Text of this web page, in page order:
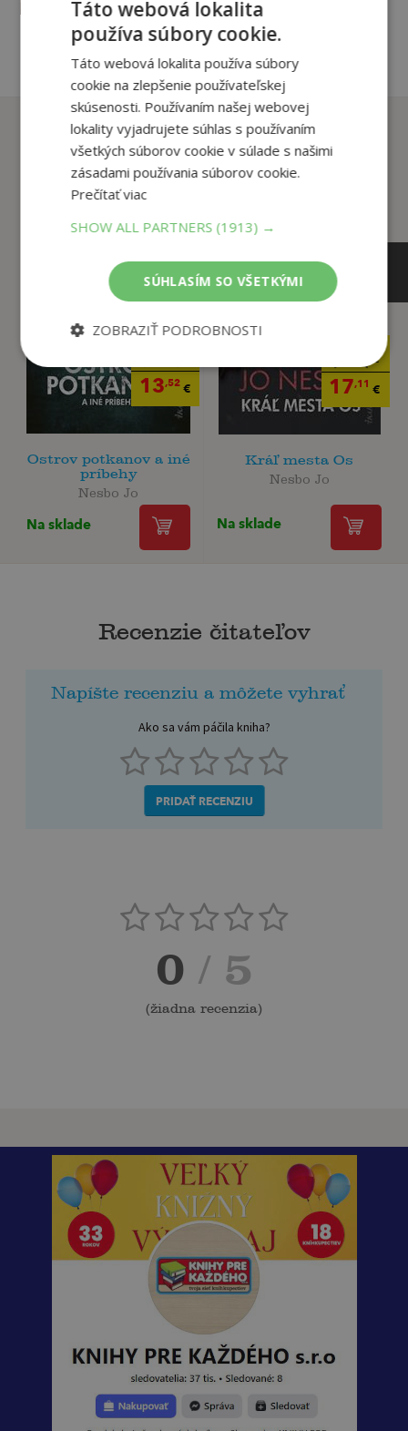
pridať do košíka
Zákazníci, ktorí si kúpili
tento titul si tiež kúpili
13,52€
Ostrov potkanov a iné
príbehy
Nesbo Jo
Na sklade
€
17,11 €
Kráľ mesta Os
Nesbo Jo
Na sklade
Recenzie čitateľov
Napíšte recenziu a môžete vyhrať
Ako sa vám páčila kniha?
PRIDAŤ RECENZIU
0 / 5
(žiadna recenzia)
Táto webová lokalita
používa súbory cookie.
Táto webová lokalita používa súbory
cookie na zlepšenie používateľskej
skúsenosti. Používaním našej webovej
lokality vyjadrujete súhlas s používaním
všetkých súborov cookie v súlade s našimi
zásadami používania súborov cookie.
Prečítať viac
SHOW ALL PARTNERS (1913) →
SÚHLASÍM SO VŠETKÝMI
ZOBRAZIŤ PODROBNOSTI